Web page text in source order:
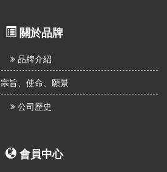
關於品牌
品牌介紹
宗旨、使命、願景
公司歷史
會員中心